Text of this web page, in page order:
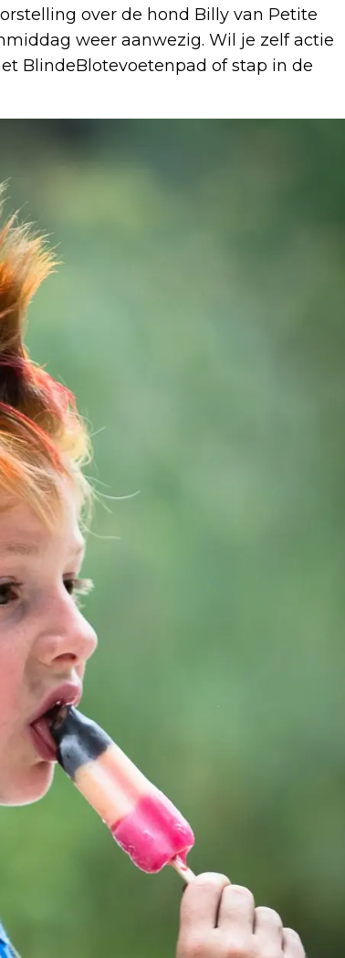
over de hond Billy van Petite
weer aanwezig. Wil je zelf actie
BlindeBlotevoetenpad of stap in de